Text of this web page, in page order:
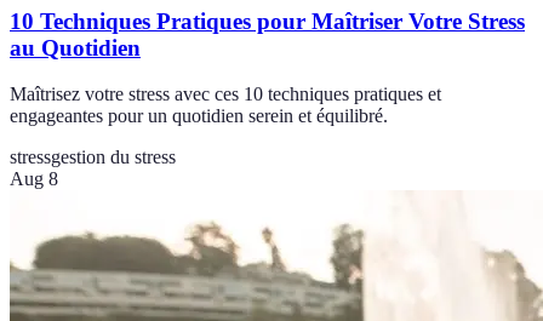
10 Techniques Pratiques pour Maîtriser Votre Stress
au Quotidien
Maîtrisez votre stress avec ces 10 techniques pratiques et
engageantes pour un quotidien serein et équilibré.
stressgestion du stress
Aug 8